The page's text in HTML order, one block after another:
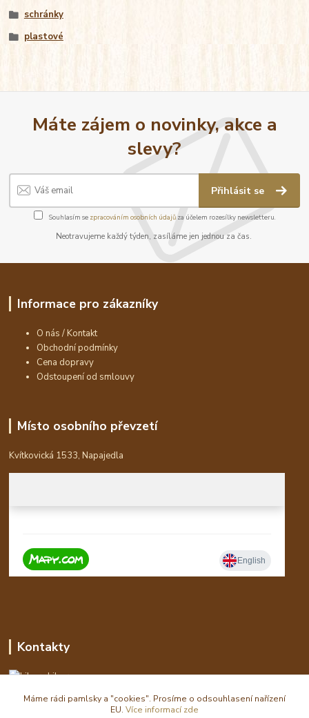
schránky
plastové
Máte zájem o novinky, akce a
slevy?
Přihlásit se
Souhlasím se zpracováním osobních údajůza účelem rozesílky newsletteru.
Neotravujeme každý týden, zasíláme jen jednou za čas.
Informace pro zákazníky
O nás / Kontakt
Obchodní podmínky
Cena dopravy
Odstoupení od smlouvy
Místo osobního převzetí
Kvítkovická 1533, Napajedla
Kontakty
Libor
eshop(zavináč)waldi.cz
Máme rádi pamlsky a "cookies". Prosíme o odsouhlasení nařízení
EU. Více informací zde